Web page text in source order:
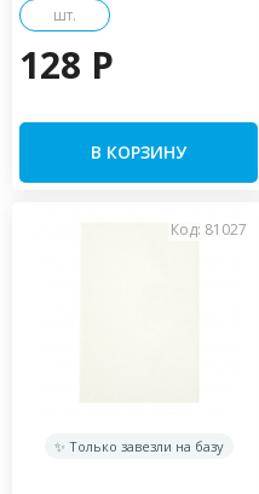
шт.
128 P
В КОРЗИНУ
Код: 81027
✨ Только завезли на базу